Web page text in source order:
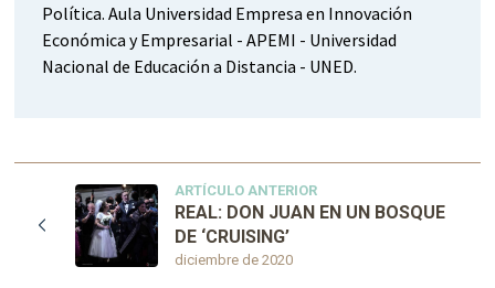
Política. Aula Universidad Empresa en Innovación
Económica y Empresarial - APEMI - Universidad
Nacional de Educación a Distancia - UNED.
ARTÍCULO ANTERIOR
diciembre de 2020
REAL: DON JUAN EN UN BOSQUE
DE ‘CRUISING’